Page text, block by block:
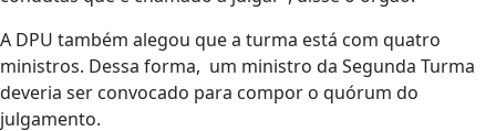
A DPU também alegou que a turma está com quatro
ministros. Dessa forma, um ministro da Segunda Turma
deveria ser convocado para compor o quórum do
julgamento.